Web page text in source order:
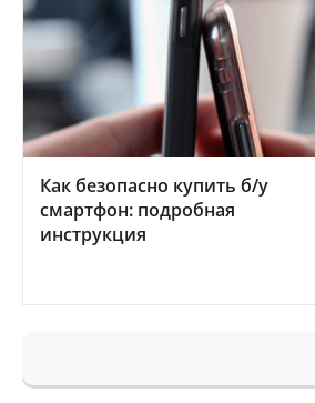
Как безопасно купить б/у
смартфон: подробная
инструкция